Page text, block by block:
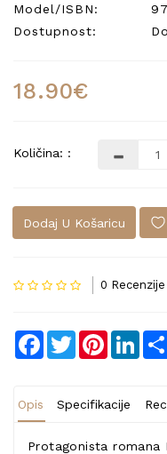
Model/ISBN:
Dostupnost:
18.90€
Količina: :
Dodaj U Košaricu
0 Recenzije
Facebook
TwitterPinterest
Opis Specifikacije
Protagonista romana